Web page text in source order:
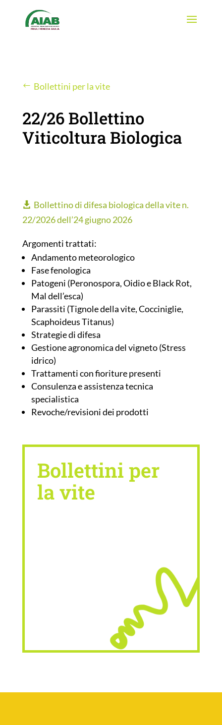
Bollettini per la vite
22/26 Bollettino
Viticoltura Biologica
Bollettino di difesa biologica della vite n.
22/2026 dell’24 giugno 2026
Argomenti trattati:
Andamento meteorologico
Fase fenologica
Patogeni (Peronospora, Oidio e Black Rot,
Mal dell’esca)
Parassiti (Tignole della vite, Cocciniglie,
Scaphoideus Titanus)
Strategie di difesa
Gestione agronomica del vigneto (Stress
idrico)
Trattamenti con fioriture presenti
Consulenza e assistenza tecnica
specialistica
Revoche/revisioni dei prodotti
Bollettini per
la vite